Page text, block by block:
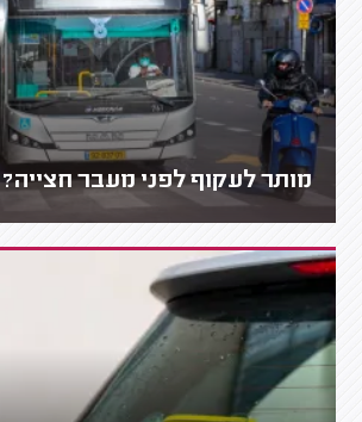
מותר לעקוף לפני מעבר חצייה?